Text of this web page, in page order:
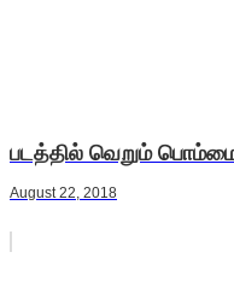
படத்தில் வெறும்
August 22, 2018